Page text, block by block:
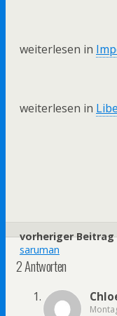
weiterlesen in
weiterlesen in
vorheriger Beitrag
saruman
2 Antworten